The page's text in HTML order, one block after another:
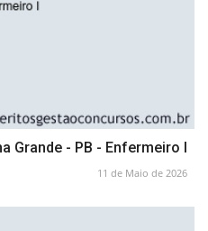
Grande - PB - Enfermeiro I
11 de Maio de 2026